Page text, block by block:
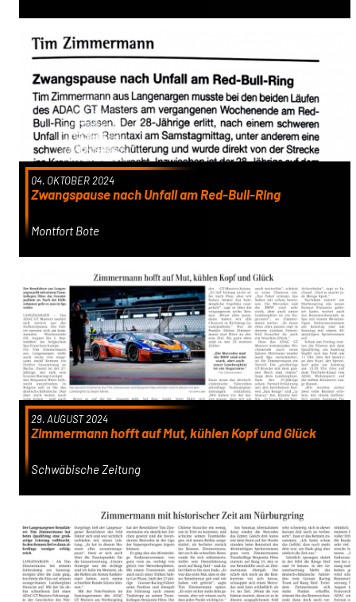
04. OKTOBER 2024
Zwangspause nach Unfall am Red-Bull-Ring
Montfort Bote
29. AUGUST 2024
Zimmermann hofft auf Mut, kühlen Kopf und Glück
Schwäbische Zeitung